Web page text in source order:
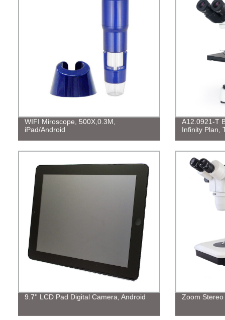
WIFI Miroscope, 500X,0.3M,
iPad/Android
A12.0921-T
Infinity Plan,
9.7'' LCD Pad Digital Camera, Android Zoom